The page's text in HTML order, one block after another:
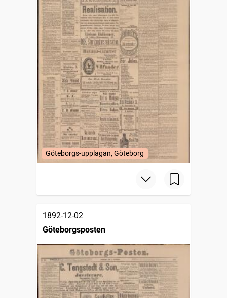
Göteborgs-upplagan, Göteborg
1892-12-02
Göteborgsposten